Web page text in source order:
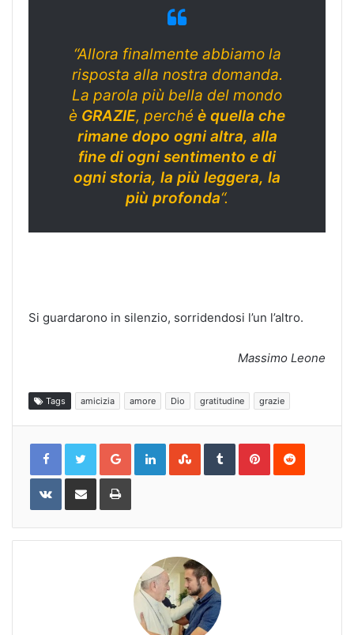
“Allora finalmente abbiamo la
risposta alla nostra domanda.
La parola più bella del mondo
è GRAZIE, perché è quella che
rimane dopo ogni altra, alla
fine di ogni sentimento e di
ogni storia, la più leggera, la
più profonda“.
Si guardarono in silenzio, sorridendosi l’un l’altro.
Massimo Leone
Tags amicizia amore Dio gratitudine grazie
Google+LinkedInStumbleUpon
TumblrPinterestReddit
VKontakteShare
Email
Print